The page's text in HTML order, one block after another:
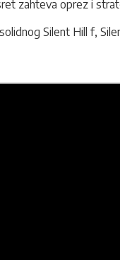
zahteva oprez i
Silent Hill f,